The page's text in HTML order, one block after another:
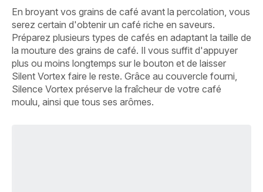
En broyant vos grains de café avant la percolation, vous
serez certain d'obtenir un café riche en saveurs.
Préparez plusieurs types de cafés en adaptant la taille de
la mouture des grains de café. Il vous suffit d'appuyer
plus ou moins longtemps sur le bouton et de laisser
Silent Vortex faire le reste. Grâce au couvercle fourni,
Silence Vortex préserve la fraîcheur de votre café
moulu, ainsi que tous ses arômes.